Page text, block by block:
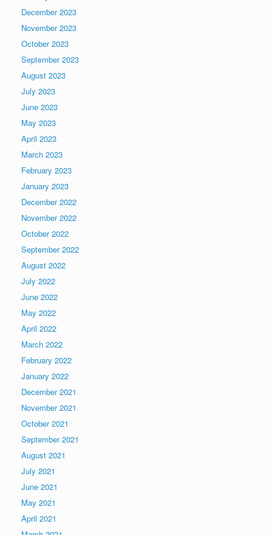
December 2023
November 2023
October 2023
September 2023
August 2023
July 2023
June 2023
May 2023
April 2023
March 2023
February 2023
January 2023
December 2022
November 2022
October 2022
September 2022
August 2022
July 2022
June 2022
May 2022
April 2022
March 2022
February 2022
January 2022
December 2021
November 2021
October 2021
September 2021
August 2021
July 2021
June 2021
May 2021
April 2021